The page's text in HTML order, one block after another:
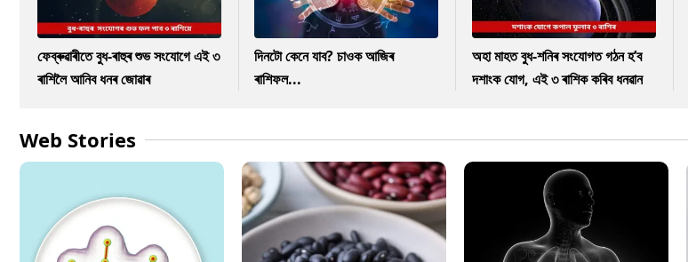
ফেব্ৰুৱাৰীতে বুধ-ৰাহুৰ শুভ সংযোগে এই ৩
ৰাশিলৈ আনিব ধনৰ জোৱাৰ
দিনটো কেনে যাব? চাওক আজিৰ
ৰাশিফল...
অহা মাহত বুধ-শনিৰ সংযোগত গঠন হ’ব
দশাংক যোগ, এই ৩ ৰাশিক কৰিব ধনৱান
Web Stories